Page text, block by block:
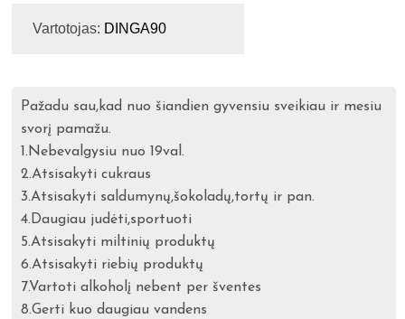
Vartotojas: DINGA90
Pažadu sau,kad nuo šiandien gyvensiu sveikiau ir mesiu
svorį pamažu.
1.Nebevalgysiu nuo 19val.
2.Atsisakyti cukraus
3.Atsisakyti saldumynų,šokoladų,tortų ir pan.
4.Daugiau judėti,sportuoti
5.Atsisakyti miltinių produktų
6.Atsisakyti riebių produktų
7.Vartoti alkoholį nebent per šventes
8.Gerti kuo daugiau vandens